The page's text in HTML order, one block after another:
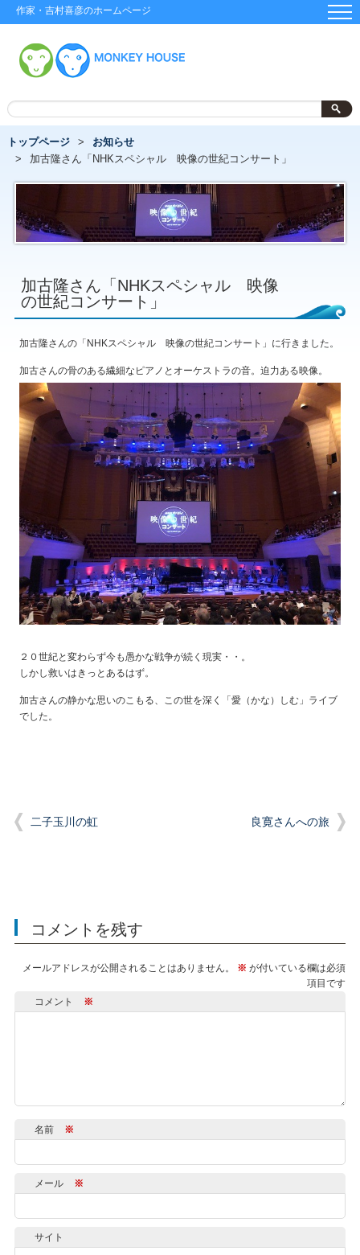
作家・吉村喜彦のホームページ
トップページ
お知らせ
加古隆さん「NHKスペシャル 映像の世紀コンサート」
加古隆さん「NHKスペシャル 映像
の世紀コンサート」
加古隆さんの「NHKスペシャル 映像の世紀コンサート」に行きました。
加古さんの骨のある繊細なピアノとオーケストラの音。迫力ある映像。
２０世紀と変わらず今も愚かな戦争が続く現実・・。
しかし救いはきっとあるはず。
加古さんの静かな思いのこもる、この世を深く「愛（かな）しむ」ライブ
でした。
二子玉川の虹 良寛さんへの旅
コメントを残す
メールアドレスが公開されることはありません。 ※ が付いている欄は必須
項目です
コメント ※
名前 ※
メール ※
サイト